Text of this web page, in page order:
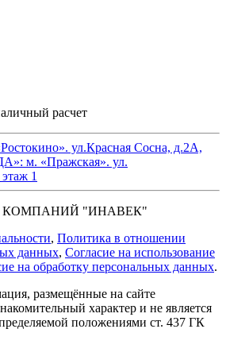
расчет
ул.Красная Сосна, д.2А,
м. «Пражская». ул.
1
КОМПАНИЙ "ИНАВЕК"
, Политика в отношении
данных, Cогласие на использование
на обработку персональных данных.
размещённые на сайте
характер и не является
положениями ст. 437 ГК